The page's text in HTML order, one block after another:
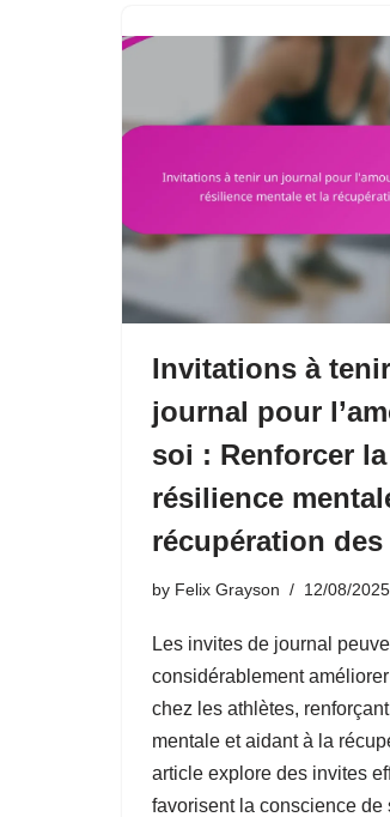
Invitations à
journal pour
soi : Renforcer la
résilience
récupération
by Felix Grayson 12/08/2025
Les invites de journal
considérablement améliorer
chez les athlètes,
mentale et aidant à la
article explore des invites
favorisent la conscience de